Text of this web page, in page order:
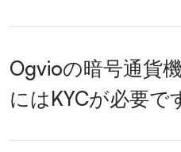
Ogvioの暗号通貨
にはKYCが必要で